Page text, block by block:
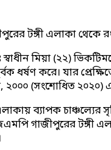
টঙ্গী এলাকা থেকে
মিয়া (২২)
ধর্ষণ করে। যার
(সংশোধিত ২০২০)
ব্যাপক
গাজীপুরের টঙ্গী